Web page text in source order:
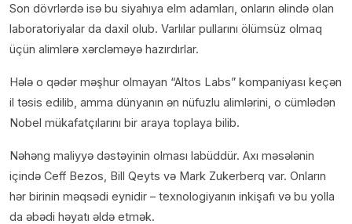
Son dövrlərdə isə bu siyahıya elm adamları, onların əlində olan
laboratoriyalar da daxil olub. Varlılar pullarını ölümsüz olmaq
üçün alimlərə xərcləməyə hazırdırlar.
Hələ o qədər məşhur olmayan “Altos Labs” kompaniyası keçən
il təsis edilib, amma dünyanın ən nüfuzlu alimlərini, o cümlədən
Nobel mükafatçılarını bir araya toplaya bilib.
Nəhəng maliyyə dəstəyinin olması labüddür. Axı məsələnin
içində Ceff Bezos, Bill Qeyts və Mark Zukerberq var. Onların
hər birinin məqsədi eynidir – texnologiyanın inkişafı və bu yolla
da əbədi həyatı əldə etmək.